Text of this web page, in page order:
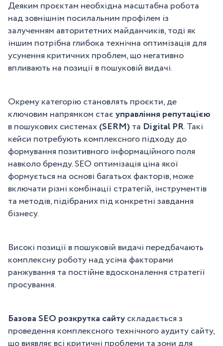
Деяким проєктам необхідна масштабна робота
над зовнішнім посилальним профілем із
залученням авторитетних майданчиків, тоді як
іншим потрібна глибока технічна оптимізація для
усунення критичних проблем, що негативно
впливають на позиції в пошуковій видачі.
Окрему категорію становлять проєкти, де
ключовим напрямком стаєуправління репутацією
в пошукових системах(SERM)та Digital PR. Такі
кейси потребують комплексного підходу до
формування позитивного інформаційного поля
навколо бренду. SEO оптимізація ціна якої
формується на основі багатьох факторів, може
включати різні комбінації стратегій, інструментів
та методів, підібраних під конкретні завдання
бізнесу.
Високі позиції в пошуковій видачі передбачають
комплексну роботу над усіма факторами
ранжування та постійне вдосконалення стратегії
просування.
Базова SEO розкрутка сайтускладається з
проведення комплексного технічного аудиту сайту,